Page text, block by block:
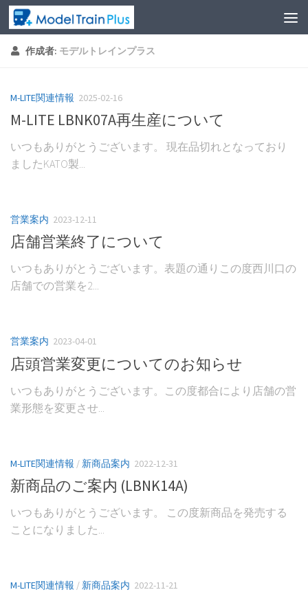
作成者: モデルトレインプラス
M-LITE関連情報 2025-02-16
M-LITE LBNK07A再生産について
いつもありがとうございます。 現在品切れとなっており
ましたKATO製...
営業案内 2023-12-11
店舗営業終了について
いつもありがとうございます。表題の通りこの度西川口の
店舗での営業を2...
営業案内 2023-04-01
店頭営業変更についてのお知らせ
いつもありがとうございます。この度都合により店舗の営
業形態を変更させ...
M-LITE関連情報 / 新商品案内 2022-12-31
新商品のご案内 (LBNK14A)
いつもありがとうございます。 この度新商品を発売する
ことになりました...
M-LITE関連情報 / 新商品案内 2022-11-21